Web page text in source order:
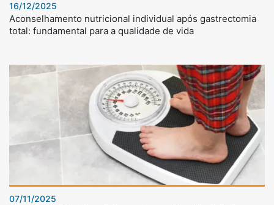
16/12/2025
Aconselhamento nutricional individual após gastrectomia
total: fundamental para a qualidade de vida
07/11/2025